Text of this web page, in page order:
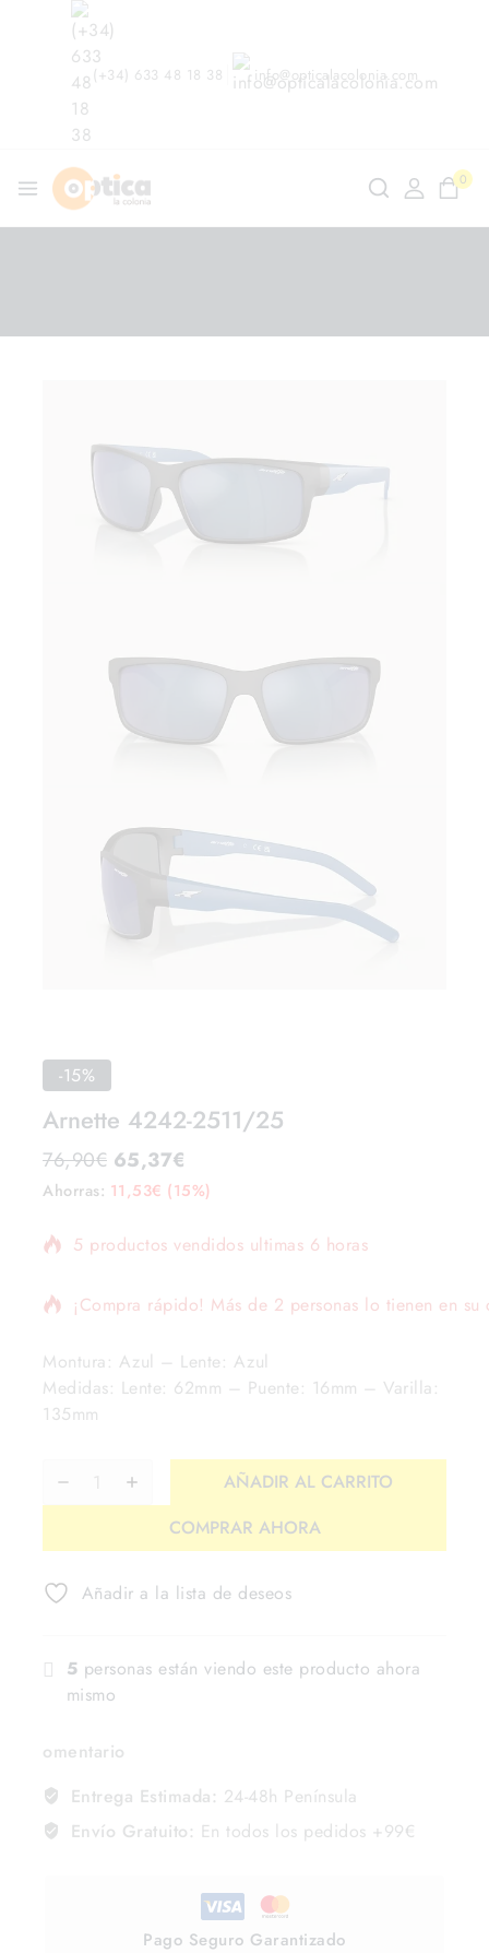
(+34) 633 48 18 38 info@opticalacolonia.com
0
-15%
Arnette 4242-2511/25
76,90€ 65,37€
Ahorras: 11,53€ (15%)
5 productos vendidos ultimas 6 horas
¡Compra rápido! Más de 2 personas lo tienen en su
Montura: Azul – Lente: Azul
Medidas: Lente: 62mm – Puente: 16mm – Varilla:
135mm
AÑADIR AL CARRITO
COMPRAR AHORA
Añadir a la lista de deseos
5 personas están viendo este producto ahora
mismo
omentario
Entrega Estimada: 24-48h Península
Envío Gratuito: En todos los pedidos +99€
Pago Seguro Garantizado